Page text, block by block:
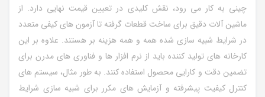
چینی به کار می رود، نقش کلیدی در تعیین قیمت نهایی دارد. از
ماشین آلات دقیق برای ساخت قطعات گرفته تا آزمون های کیفی متعدد
در شرایط شبیه سازی شده همه و همه هزینه بر هستند. علاوه بر این
کارخانه های تولید کننده باید از نرم افزار ها و فناوری های مدرن برای
تضمین دقت و کارایی محصول استفاده کنند. به طور مثال، سیستم های
کنترل کیفیت پیشرفته و آزمایش های مکرر برای شبیه سازی شرایط